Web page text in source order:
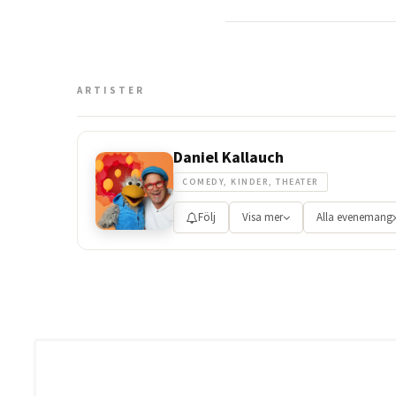
ARTISTER
Daniel Kallauch
COMEDY, KINDER, THEATER
Följ Visa mer Alla evenemang